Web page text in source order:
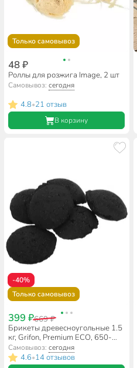
Только самовывоз
48 ₽
Роллы для розжига Image, 2 шт
Самовывоз:сегодня
4.8•21 отзыв
В корзину
-40%
Только самовывоз
399 ₽669 ₽
Брикеты древесноугольные 1.5
кг, Grifon, Premium ECO, 650-
040
Самовывоз:сегодня
4.6•14 отзывов